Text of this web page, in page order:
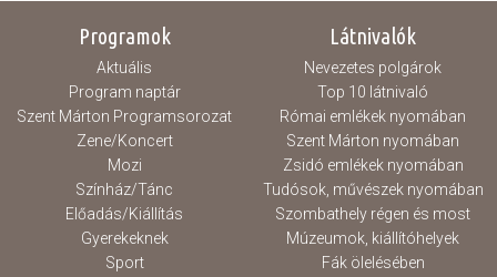
Programok
Aktuális
Program naptár
Szent Márton Programsorozat
Zene/Koncert
Mozi
Színház/Tánc
Előadás/Kiállítás
Gyerekeknek
Sport
Látnivalók
Nevezetes polgárok
Top 10 látnivaló
Római emlékek nyomában
Szent Márton nyomában
Zsidó emlékek nyomában
Tudósok, művészek nyomában
Szombathely régen és most
Múzeumok, kiállítóhelyek
Fák ölelésében